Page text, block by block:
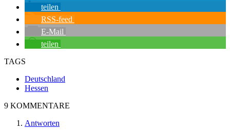
teilen
RSS-feed
E-Mail
teilen
TAGS
Deutschland
Hessen
9 KOMMENTARE
Antworten